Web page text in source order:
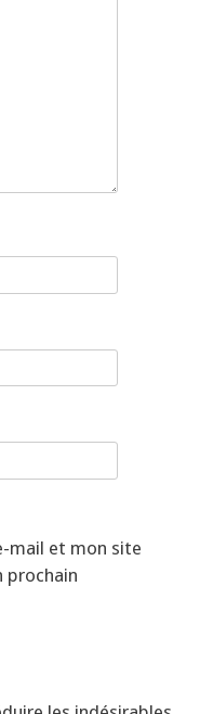
mail et mon site
prochain